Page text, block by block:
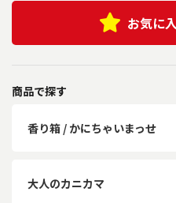
お気に
商品で探す
香り箱 / かにちゃいまっせ
大人のカニカマ